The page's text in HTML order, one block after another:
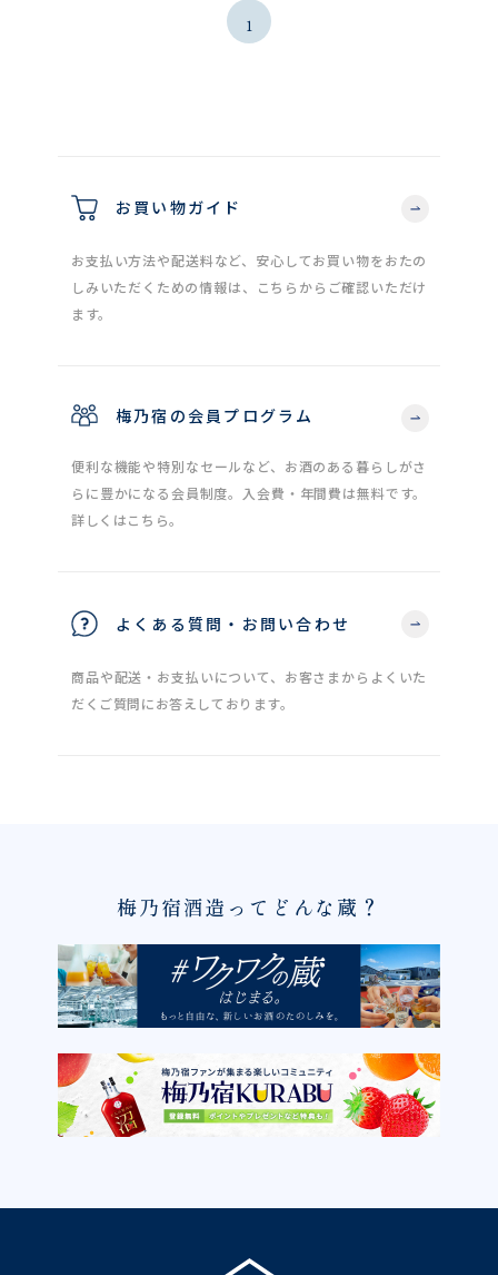
1
お買い物ガイド
お支払い方法や配送料など、安心してお買い物をおたの
しみいただくための情報は、こちらからご確認いただけ
ます。
梅乃宿の会員プログラム
便利な機能や特別なセールなど、お酒のある暮らしがさ
らに豊かになる会員制度。入会費・年間費は無料です。
詳しくはこちら。
よくある質問・お問い合わせ
商品や配送・お支払いについて、お客さまからよくいた
だくご質問にお答えしております。
梅乃宿酒造ってどんな蔵？